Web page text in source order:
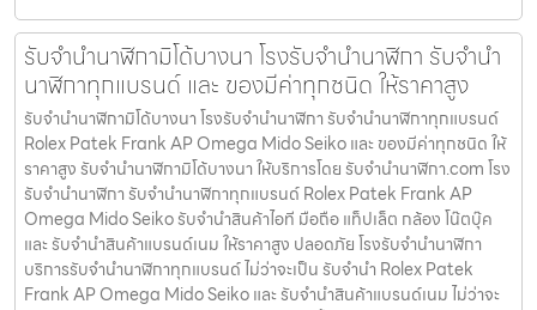
รับจำนำนาฬิกามิโด้บางนา โรงรับจำนำนาฬิกา รับจำนำ
นาฬิกาทุกแบรนด์ และ ของมีค่าทุกชนิด ให้ราคาสูง
รับจำนำนาฬิกามิโด้บางนา โรงรับจำนำนาฬิกา รับจำนำนาฬิกาทุกแบรนด์
Rolex Patek Frank AP Omega Mido Seiko และ ของมีค่าทุกชนิด ให้
ราคาสูง รับจำนำนาฬิกามิโด้บางนา ให้บริการโดย รับจํานํานาฬิกา.com โรง
รับจำนำนาฬิกา รับจำนำนาฬิกาทุกแบรนด์ Rolex Patek Frank AP
Omega Mido Seiko รับจำนำสินค้าไอที มือถือ แท็ปเล็ต กล้อง โน๊ตบุ๊ค
และ รับจำนำสินค้าแบรนด์เนม ให้ราคาสูง ปลอดภัย โรงรับจำนำนาฬิกา
บริการรับจำนำนาฬิกาทุกแบรนด์ ไม่ว่าจะเป็น รับจำนำ Rolex Patek
Frank AP Omega Mido Seiko และ รับจำนำสินค้าแบรนด์เนม ไม่ว่าจะ